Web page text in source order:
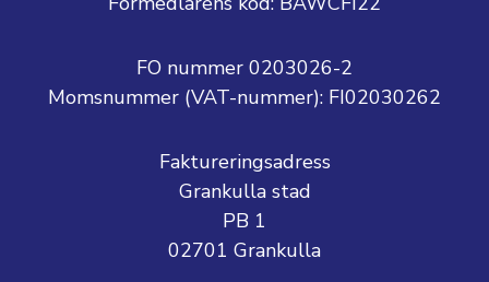
FO nummer 0203026-2
Momsnummer (VAT-nummer): FI02030262
Faktureringsadress
Grankulla stad
PB 1
02701 Grankulla